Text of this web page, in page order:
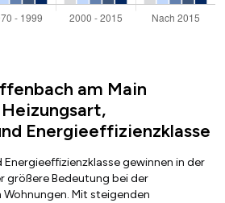
am Main
Energieeffizienzklasse
Energieeffizienzklasse gewinnen in der
größere Bedeutung bei der
Mit steigenden